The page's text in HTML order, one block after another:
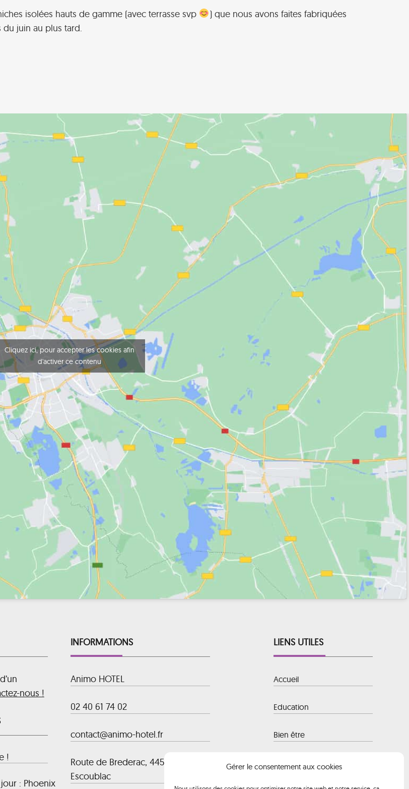
Gérer le consentement aux cookies
isolées hauts de gamme (avec terrasse svp
) que nous avons faites fabriquées
juin au plus tard.
Cliquez ici, pour accepter les cookies afin
d'activer ce contenu
nous !
!
: Phoenix
INFORMATIONS
Animo HOTEL
02 40 61 74 02
contact@animo-hotel.fr
Route de Brederac, 44500 La Baule-
Escoublac
LIENS UTILES
Accueil
Education
Bien être
Hôtellerie